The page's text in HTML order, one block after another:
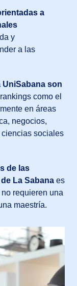
a
y
a las
son
como el
en áreas
negocios,
sociales
de las
La Sabana es
requieren una
maestría.